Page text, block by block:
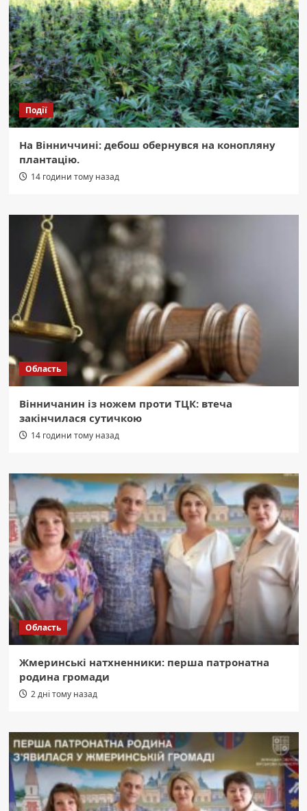
Події
На Вінниччині: дебош обернувся на конопляну
плантацію.
14 години тому назад
Область
Вінничанин із ножем проти ТЦК: втеча
закінчилася сутичкою
14 години тому назад
Область
Жмеринські натхненники: перша патронатна
родина громади
2 дні тому назад